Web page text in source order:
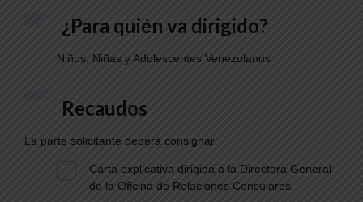
¿Para quién va dirigido?
Niños, Niñas y Adolescentes Venezolanos
Recaudos
La parte solicitante deberá consignar:
Carta explicativa dirigida a la Directora General
de la Oficina de Relaciones Consulares.